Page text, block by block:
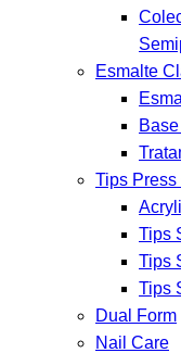
Esmalte
Tips Press
Tips
Tips
Tips
Dual Form
Nail Care